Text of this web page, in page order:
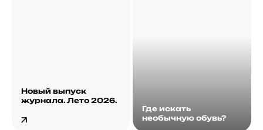
Новый выпуск
журнала. Лето 2026.
Где искать
необычную обувь?